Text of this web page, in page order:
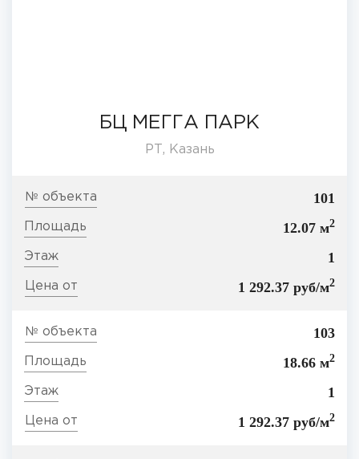
БЦ МЕГГА ПАРК
РТ, Казань
101
12.07 м2
1
1 292.37 руб/м2
103
18.66 м2
1
1 292.37 руб/м2